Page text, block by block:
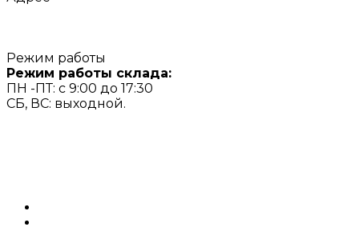
Режим работы
Режим работы склада:
ПН -ПТ: с 9:00 до 17:30
СБ, ВС: выходной.